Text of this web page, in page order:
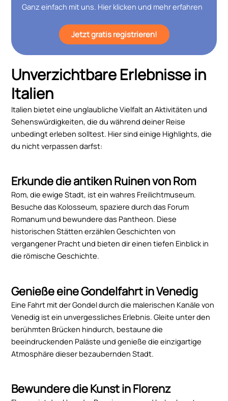
Ganz einfach mit uns. Hier klicken und mehr erfahren
Jetzt gratis registrieren!
Unverzichtbare Erlebnisse in
Italien
Italien bietet eine unglaubliche Vielfalt an Aktivitäten und
Sehenswürdigkeiten, die du während deiner Reise
unbedingt erleben solltest. Hier sind einige Highlights, die
du nicht verpassen darfst:
Erkunde die antiken Ruinen von Rom
Rom, die ewige Stadt, ist ein wahres Freilichtmuseum.
Besuche das Kolosseum, spaziere durch das Forum
Romanum und bewundere das Pantheon. Diese
historischen Stätten erzählen Geschichten von
vergangener Pracht und bieten dir einen tiefen Einblick in
die römische Geschichte.
Genieße eine Gondelfahrt in Venedig
Eine Fahrt mit der Gondel durch die malerischen Kanäle von
Venedig ist ein unvergessliches Erlebnis. Gleite unter den
berühmten Brücken hindurch, bestaune die
beeindruckenden Paläste und genieße die einzigartige
Atmosphäre dieser bezaubernden Stadt.
Bewundere die Kunst in Florenz